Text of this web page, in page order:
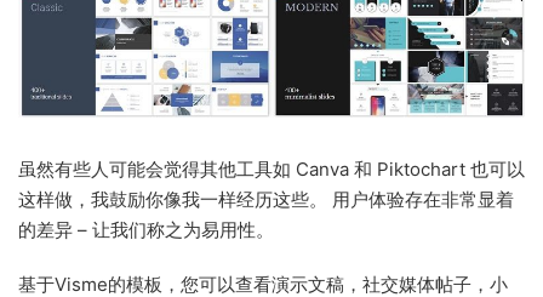
虽然有些人可能会觉得其他工具如 Canva 和 Piktochart 也可以
这样做，我鼓励你像我一样经历这些。 用户体验存在非常显着
的差异 – 让我们称之为易用性。
基于Visme的模板，您可以查看演示文稿，社交媒体帖子，小